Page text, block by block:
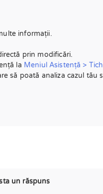
informații.
prin modificări.
la Meniul Asistență >
să poată analiza cazul
un răspuns